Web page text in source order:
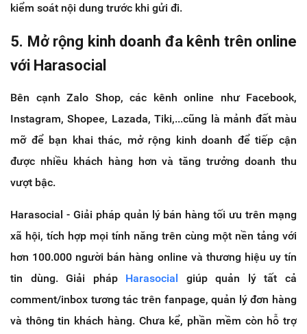
kiểm soát nội dung trước khi gửi đi.
5. Mở rộng kinh doanh đa kênh trên online
với Harasocial
Bên cạnh Zalo Shop, các kênh online như Facebook,
Instagram, Shopee, Lazada, Tiki,...cũng là mảnh đất màu
mỡ để bạn khai thác, mở rộng kinh doanh để tiếp cận
được nhiều khách hàng hơn và tăng trưởng doanh thu
vượt bậc.
Harasocial - Giải pháp quản lý bán hàng tối ưu trên mạng
xã hội, tích hợp mọi tính năng trên cùng một nền tảng với
hơn 100.000 người bán hàng online và thương hiệu uy tín
tin dùng. Giải pháp Harasocial giúp quản lý tất cả
comment/inbox tương tác trên fanpage, quản lý đơn hàng
và thông tin khách hàng. Chưa kể, phần mềm còn hỗ trợ